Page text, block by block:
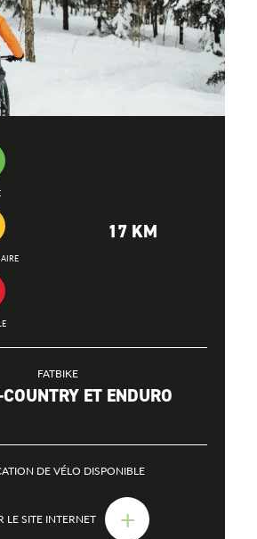
17 KM
FATBIKE
ET ENDURO
DE VÉLO DISPONIBLE
LE SITE INTERNET +